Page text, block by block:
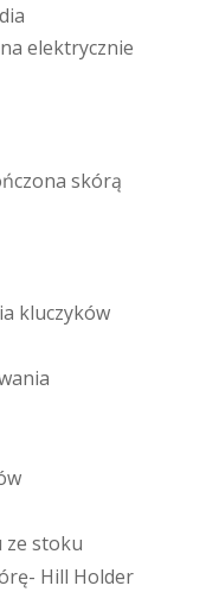
dia
na elektrycznie
ńczona skórą
ia kluczyków
ania
w
ze stoku
rę- Hill Holder